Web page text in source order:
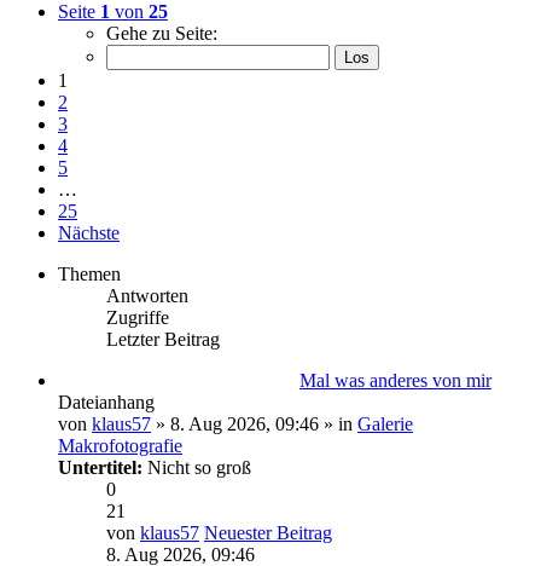
Seite 1 von 25
Gehe zu Seite:
1
2
3
4
5
…
25
Nächste
Themen
Antworten
Zugriffe
Letzter Beitrag
Mal was anderes von mir
Dateianhang
von klaus57 » 8. Aug 2026, 09:46 » in Galerie
Makrofotografie
Untertitel: Nicht so groß
0
21
von klaus57 Neuester Beitrag
8. Aug 2026, 09:46